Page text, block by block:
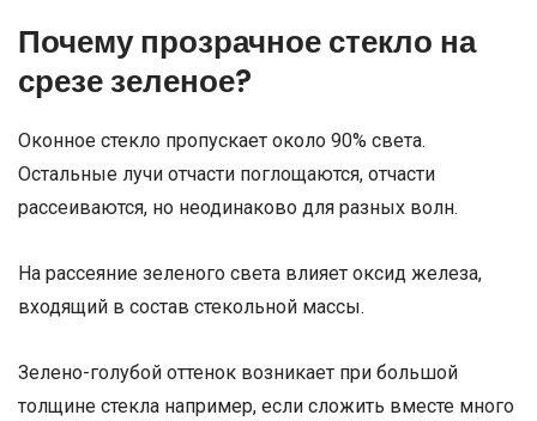
Почему прозрачное стекло на
срезе зеленое?
Оконное стекло пропускает около 90% света.
Остальные лучи отчасти поглощаются, отчасти
рассеиваются, но неодинаково для разных волн.
На рассеяние зеленого света влияет оксид железа,
входящий в состав стекольной массы.
Зелено-голубой оттенок возникает при большой
толщине стекла например, если сложить вместе много